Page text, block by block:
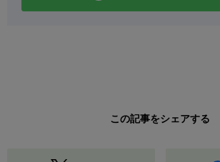
この記事をシェアする